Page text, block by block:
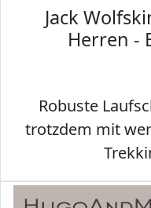
Jack
Herren -
Robuste
trotzdem mit